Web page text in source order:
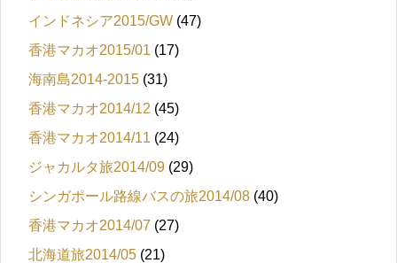
インドネシア2015/GW (47)
香港マカオ2015/01 (17)
海南島2014-2015 (31)
香港マカオ2014/12 (45)
香港マカオ2014/11 (24)
ジャカルタ旅2014/09 (29)
シンガポール路線バスの旅2014/08 (40)
香港マカオ2014/07 (27)
北海道旅2014/05 (21)